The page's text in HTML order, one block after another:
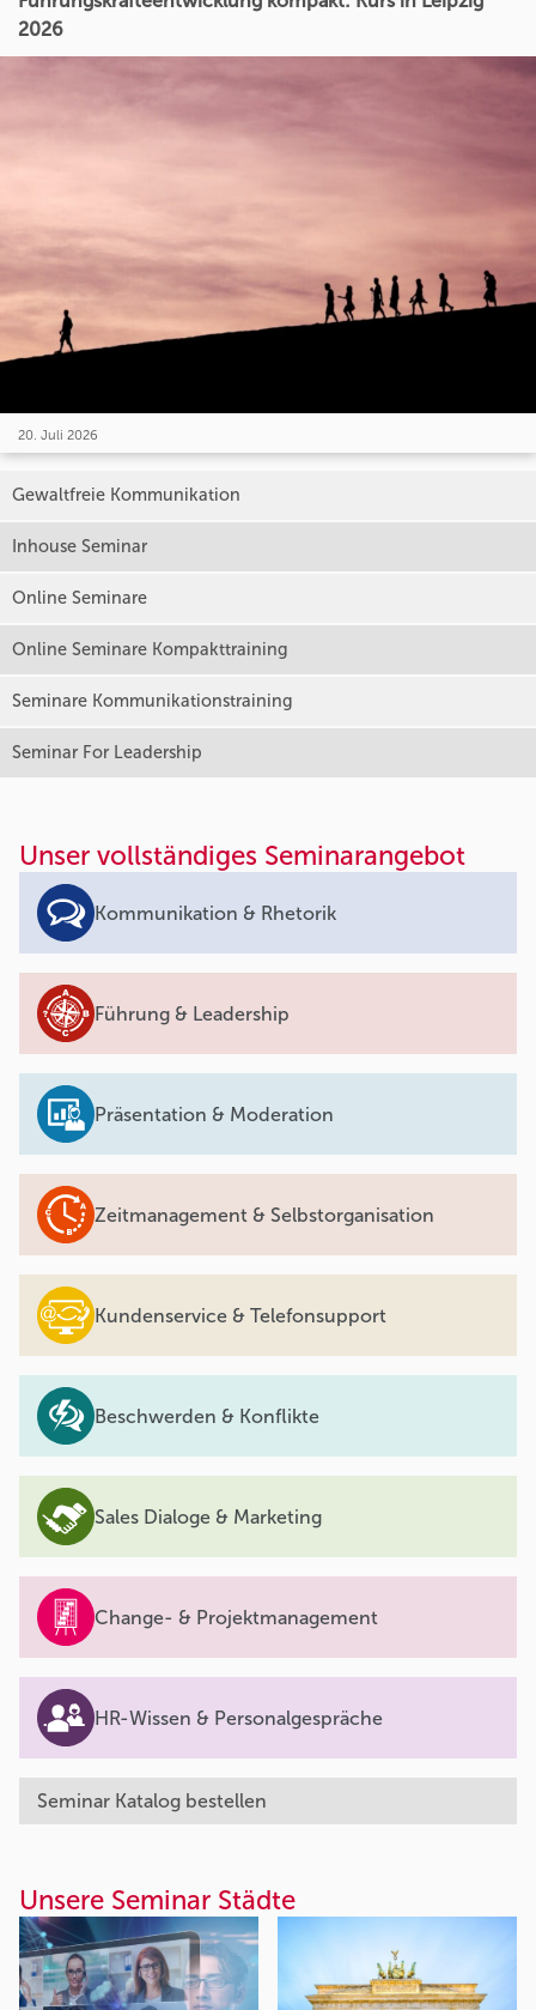
2026
20. Juli 2026
Gewaltfreie Kommunikation
Inhouse Seminar
Online Seminare
Online Seminare Kompakttraining
Seminare Kommunikationstraining
Seminar For Leadership
Unser vollständiges Seminarangebot
Kommunikation & Rhetorik
Führung & Leadership
Präsentation & Moderation
Zeitmanagement & Selbstorganisation
Kundenservice & Telefonsupport
Beschwerden & Konflikte
Sales Dialoge & Marketing
Change- & Projektmanagement
HR-Wissen & Personalgespräche
Seminar Katalog bestellen
Unsere Seminar Städte